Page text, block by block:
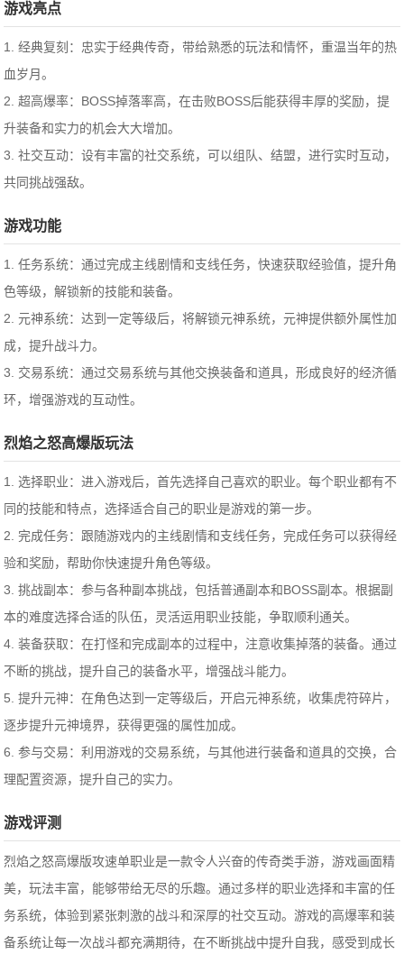
游戏亮点
1. 经典复刻：忠实于经典传奇，带给熟悉的玩法和情怀，重温当年的热
血岁月。
2. 超高爆率：BOSS掉落率高，在击败BOSS后能获得丰厚的奖励，提
升装备和实力的机会大大增加。
3. 社交互动：设有丰富的社交系统，可以组队、结盟，进行实时互动，
共同挑战强敌。
游戏功能
1. 任务系统：通过完成主线剧情和支线任务，快速获取经验值，提升角
色等级，解锁新的技能和装备。
2. 元神系统：达到一定等级后，将解锁元神系统，元神提供额外属性加
成，提升战斗力。
3. 交易系统：通过交易系统与其他交换装备和道具，形成良好的经济循
环，增强游戏的互动性。
烈焰之怒高爆版玩法
1. 选择职业：进入游戏后，首先选择自己喜欢的职业。每个职业都有不
同的技能和特点，选择适合自己的职业是游戏的第一步。
2. 完成任务：跟随游戏内的主线剧情和支线任务，完成任务可以获得经
验和奖励，帮助你快速提升角色等级。
3. 挑战副本：参与各种副本挑战，包括普通副本和BOSS副本。根据副
本的难度选择合适的队伍，灵活运用职业技能，争取顺利通关。
4. 装备获取：在打怪和完成副本的过程中，注意收集掉落的装备。通过
不断的挑战，提升自己的装备水平，增强战斗能力。
5. 提升元神：在角色达到一定等级后，开启元神系统，收集虎符碎片，
逐步提升元神境界，获得更强的属性加成。
6. 参与交易：利用游戏的交易系统，与其他进行装备和道具的交换，合
理配置资源，提升自己的实力。
游戏评测
烈焰之怒高爆版攻速单职业是一款令人兴奋的传奇类手游，游戏画面精
美，玩法丰富，能够带给无尽的乐趣。通过多样的职业选择和丰富的任
务系统，体验到紧张刺激的战斗和深厚的社交互动。游戏的高爆率和装
备系统让每一次战斗都充满期待，在不断挑战中提升自我，感受到成长